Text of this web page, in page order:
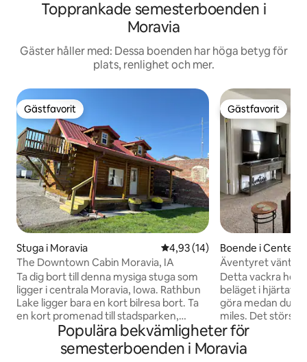
Topprankade semesterboenden i
Moravia
Gäster håller med: Dessa boenden har höga betyg för
plats, renlighet och mer.
Gästfavorit
Gästfavorit
Stuga i Moravia 4,93 av 5 i genomsnittligt
4,93 (14)
The Downtown Cabin Moravia, IA
Ta dig bort till denna mysiga stuga som
ligger i centrala Moravia, Iowa. Rathbun
Lake ligger bara en kort bilresa bort. Ta
en kort promenad till stadsparken,
livsmedelsbutiken eller lokal
dryckesanläggning. Timmerstugan har
ett sovrum med loft med en
Gästfavorit
Gästfavorit
Boende i
Äventyret väntar!
Detta vackra
beläget i hjärtat av
göra medan du är
miles. Det största
mil från huset. Vackra butiker att
besöka! Biograf,
matställen,
Populära bekvämligheter för
semesterboenden i Moravia